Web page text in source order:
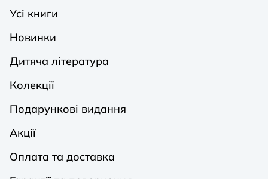
Усі книги
Новинки
Дитяча література
Колекції
Подарункові видання
Акції
Оплата та доставка